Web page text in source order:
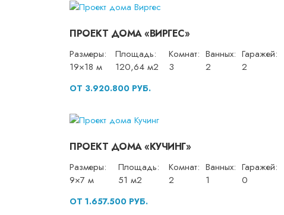
ПРОЕКТ ДОМА «ВИРГЕС»
Размеры:
19×18 м
Площадь:
120,64 м2
Комнат:
3
Ванных:
2
Гаражей:
2
ОТ 3.920.800 РУБ.
ПРОЕКТ ДОМА «КУЧИНГ»
Размеры:
9×7 м
Площадь:
51 м2
Комнат:
2
Ванных:
1
Гаражей:
0
ОТ 1.657.500 РУБ.